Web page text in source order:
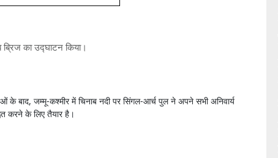
का उद्घाटन किया।
बाद, जम्मू-कश्मीर में चिनाब नदी पर सिंगल-आर्च पुल ने अपने सभी अनिवार्य
करने के लिए तैयार है।